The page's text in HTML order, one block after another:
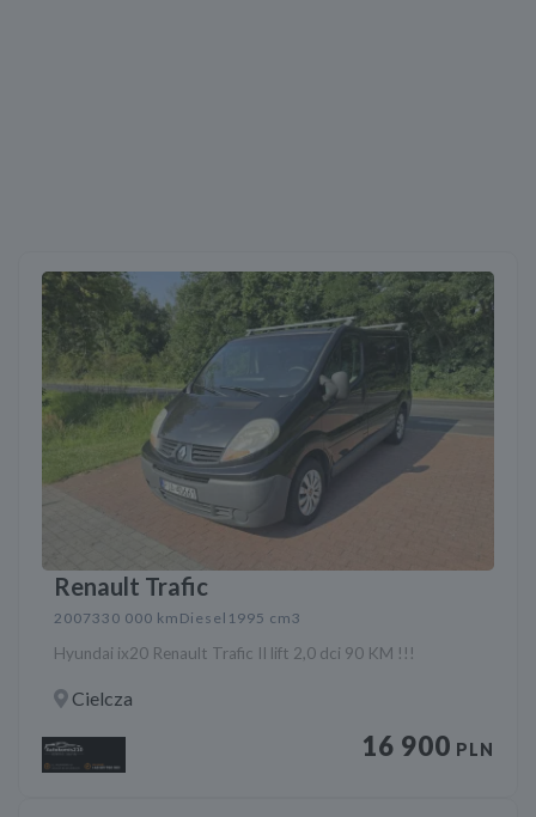
Renault Trafic
2007330 000 km Diesel 1995 cm3
Hyundai ix20 Renault Trafic II lift 2,0 dci 90 KM !!!
Cielcza
16 900 PLN